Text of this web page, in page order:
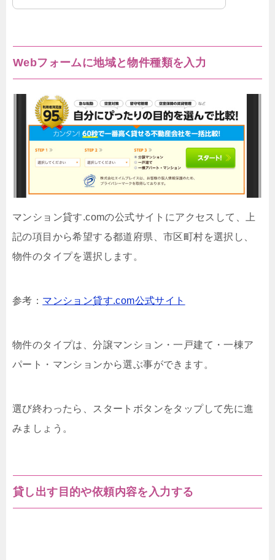
Webフォームに地域と物件種類を入力
マンション貸す.comの公式サイトにアクセスして、上
記の項目から希望する都道府県、市区町村を選択し、
物件のタイプを選択します。
参考： マンション貸す.com公式サイト
物件のタイプは、分譲マンション・一戸建て・一棟ア
パート・マンションから選ぶ事ができます。
選び終わったら、スタートボタンをタップして先に進
みましょう。
貸し出す目的や依頼内容を入力する